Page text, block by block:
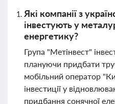
Які компанії з
інвестують у
енергетику?
Група "Метінвест"
плануючи придбати
мобільний оператор
інвестиції у
придбання сонячної